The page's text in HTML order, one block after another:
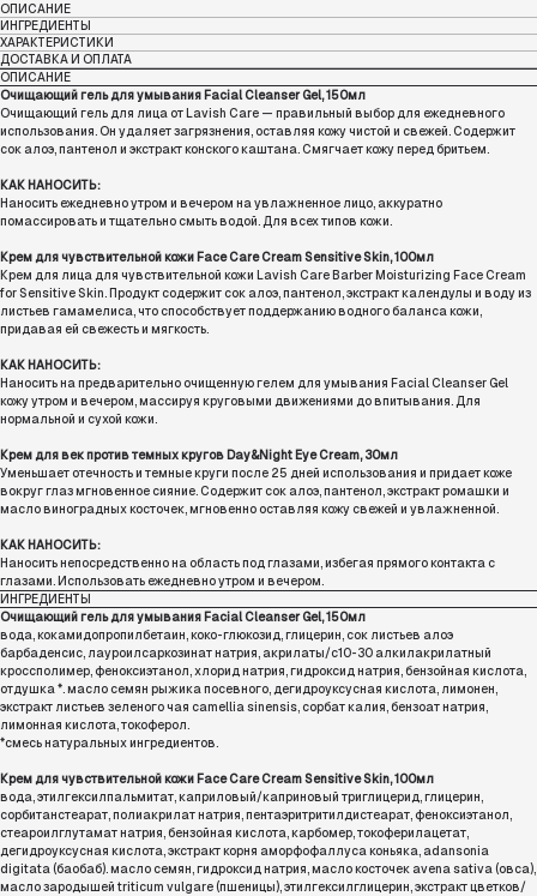
ОПИСАНИЕ
ИНГРЕДИЕНТЫ
ХАРАКТЕРИСТИКИ
ДОСТАВКА И ОПЛАТА
ОПИСАНИЕ
Очищающий гель для умывания Facial Cleanser Gel, 150мл
Очищающий гель для лица от Lavish Care — правильный выбор для ежедневного
использования. Он удаляет загрязнения, оставляя кожу чистой и свежей. Содержит
сок алоэ, пантенол и экстракт конского каштана. Смягчает кожу перед бритьем.
КАК НАНОСИТЬ:
Наносить ежедневно утром и вечером на увлажненное лицо, аккуратно
помассировать и тщательно смыть водой. Для всех типов кожи.
Крем для чувствительной кожи Face Care Cream Sensitive Skin, 100мл
Крем для лица для чувствительной кожи Lavish Care Barber Moisturizing Face Cream
for Sensitive Skin. Продукт содержит сок алоэ, пантенол, экстракт календулы и воду из
листьев гамамелиса, что способствует поддержанию водного баланса кожи,
придавая ей свежесть и мягкость.
КАК НАНОСИТЬ:
Наносить на предварительно очищенную гелем для умывания Facial Cleanser Gel
кожу утром и вечером, массируя круговыми движениями до впитывания. Для
нормальной и сухой кожи.
Крем для век против темных кругов Day&Night Eye Cream, 30мл
Уменьшает отечность и темные круги после 25 дней использования и придает коже
вокруг глаз мгновенное сияние. Содержит сок алоэ, пантенол, экстракт ромашки и
масло виноградных косточек, мгновенно оставляя кожу свежей и увлажненной.
КАК НАНОСИТЬ:
Наносить непосредственно на область под глазами, избегая прямого контакта с
глазами. Использовать ежедневно утром и вечером.
ИНГРЕДИЕНТЫ
Очищающий гель для умывания Facial Cleanser Gel, 150мл
вода, кокамидопропилбетаин, коко-глюкозид, глицерин, сок листьев алоэ
барбаденсис, лауроилсаркозинат натрия, акрилаты/c10-30 алкилакрилатный
кроссполимер, феноксиэтанол, хлорид натрия, гидроксид натрия, бензойная кислота,
отдушка *. масло семян рыжика посевного, дегидроуксусная кислота, лимонен,
экстракт листьев зеленого чая camellia sinensis, сорбат калия, бензоат натрия,
лимонная кислота, токоферол.
*смесь натуральных ингредиентов.
Крем для чувствительной кожи Face Care Cream Sensitive Skin, 100мл
вода, этилгексилпальмитат, каприловый/каприновый триглицерид, глицерин,
сорбитанстеарат, полиакрилат натрия, пентаэритритилдистеарат, феноксиэтанол,
стеароилглутамат натрия, бензойная кислота, карбомер, токоферилацетат,
дегидроуксусная кислота, экстракт корня аморфофаллуса коньяка, adansonia
digitata (баобаб). масло семян, гидроксид натрия, масло косточек avena sativa (овса),
масло зародышей triticum vulgare (пшеницы), этилгексилглицерин, экстракт цветков/